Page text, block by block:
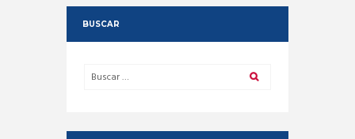
BUSCAR